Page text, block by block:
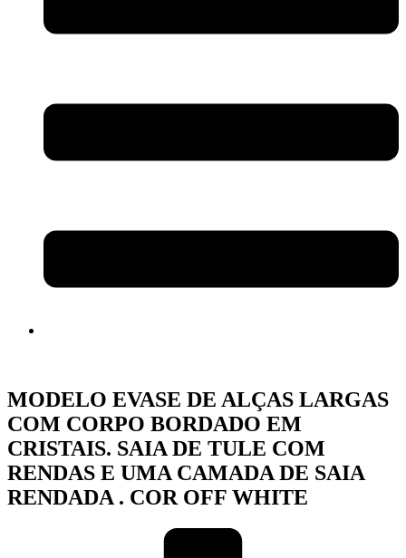
MODELO EVASE DE ALÇAS LARGAS
COM CORPO BORDADO EM
CRISTAIS. SAIA DE TULE COM
RENDAS E UMA CAMADA DE SAIA
RENDADA . COR OFF WHITE